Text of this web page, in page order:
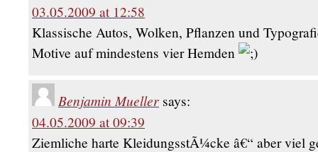
03.05.2009 at 12:58
Klassische Autos, Wolken, Pflanzen und
Motive auf mindestens vier Hemden
Benjamin Mueller says:
04.05.2009 at 09:39
Ziemliche harte KleidungsstÃ¼cke â€“ aber viel